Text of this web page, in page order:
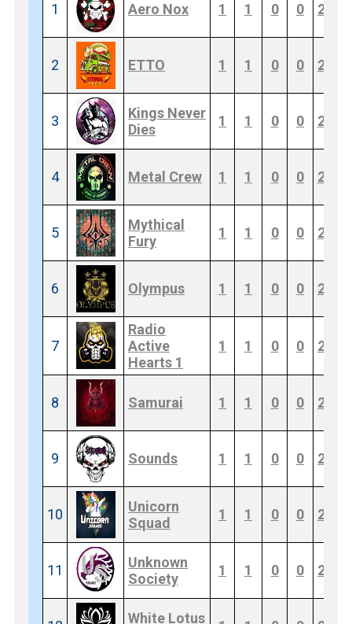
1 Aero Nox 1 1 0 0 2
2 ETTO 1 1 0 0 2
3
Kings Never
Dies
1 1 0 0 2
4 Metal Crew 1 1 0 0 2
5
Mythical
Fury
1 1 0 0 2
6 Olympus 1 1 0 0 2
7
Radio
Active
Hearts 1
1 1 0 0 2
8 Samurai 1 1 0 0 2
9 Sounds 1 1 0 0 2
10
Unicorn
Squad
1 1 0 0 2
11
Unknown
Society
1 1 0 0 2
White Lotus